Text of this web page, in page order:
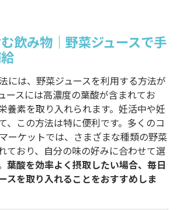
飲み物｜野菜ジュースで手
には、野菜ジュースを利用する方法が
ースには高濃度の葉酸が含まれてお
養素を取り入れられます。妊活中や妊
、この方法は特に便利です。多くのコ
ーケットでは、さまざまな種類の野菜
ており、自分の味の好みに合わせて選
葉酸を効率よく摂取したい場合、毎日
スを取り入れることをおすすめしま